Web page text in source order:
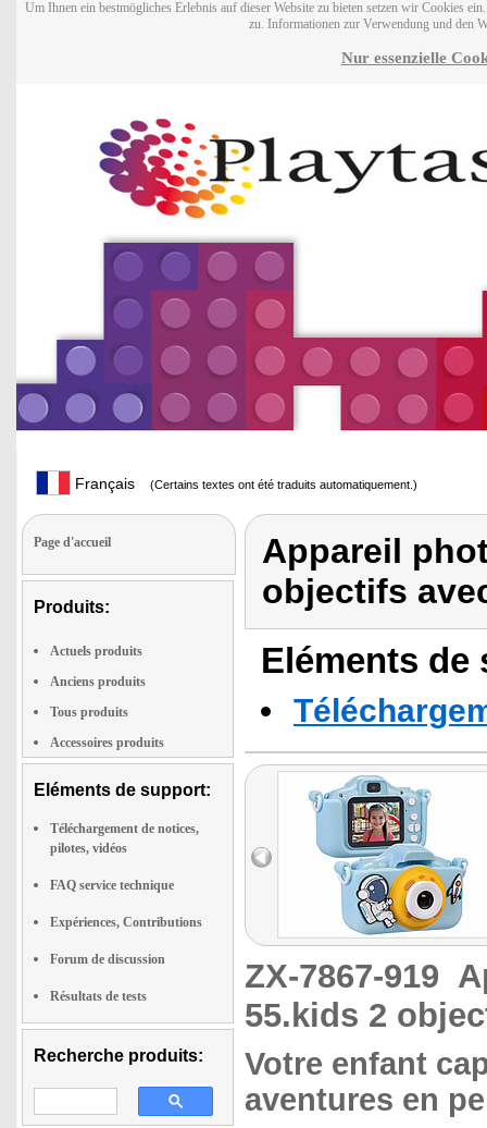
Um Ihnen ein bestmögliches Erlebnis auf dieser Website zu bieten setzen wir Cookies
zu. Informationen zur Verwendung und den
Nur essenzielle
Français (Certains textes ont été traduits automatiquement.)
Page d'accueil
Produits:
Actuels produits
Anciens produits
Tous produits
Accessoires produits
Eléments de support:
Téléchargement de notices,
pilotes, vidéos
FAQ service technique
Expériences, Contributions
Forum de discussion
Résultats de tests
Recherche produits:
Appareil
objectifs
Eléments
ZX-7867-919
55.kids 2
Votre enfant
aventures en